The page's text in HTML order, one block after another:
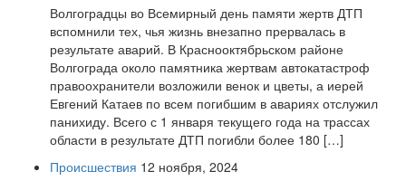
Волгоградцы во Всемирный день памяти жертв ДТП
вспомнили тех, чья жизнь внезапно прервалась в
результате аварий. В Краснооктябрьском районе
Волгограда около памятника жертвам автокатастроф
правоохранители возложили венок и цветы, а иерей
Евгений Катаев по всем погибшим в авариях отслужил
панихиду. Всего с 1 января текущего года на трассах
области в результате ДТП погибли более 180 […]
Происшествия 12 ноября, 2024